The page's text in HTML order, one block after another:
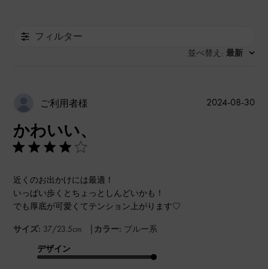
フィルター
並べ替え : 最新
ご利用者様
かわいい、
近くのお出かけには最適！
いっぱい歩くとちょっとしんどいかも！
でも厚底が可愛くてテンション上がります♡
サイズ: 37/23.5cm | カラー: ブルー系
デザイン
公
2024-08-30